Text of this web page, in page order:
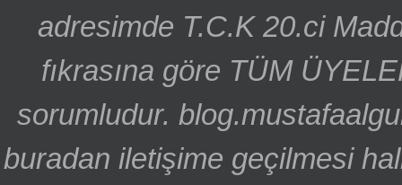
adresimde T.C.K 20.ci
fıkrasına göre TÜM
sorumludur.
buradan iletişime geçilmesi